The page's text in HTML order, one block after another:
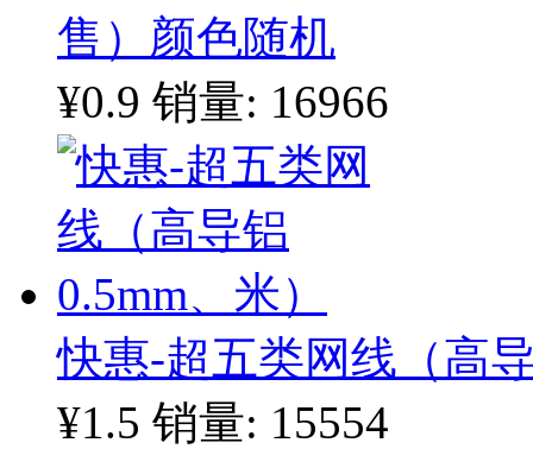
售）颜色随机
¥0.9 销量: 16966
快惠-超五类网线（高
¥1.5 销量: 15554